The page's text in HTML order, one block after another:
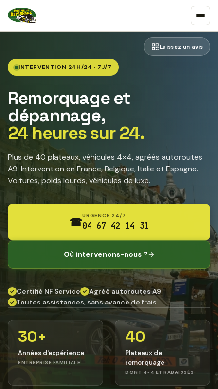
Laissez un avis
INTERVENTION 24H/24 · 7J/7
Remorquage et
dépannage,
24 heures sur 24.
Plus de 40 plateaux, véhicules 4×4, agréés autoroutes
A9. Intervention en France, Belgique, Italie et Espagne.
Voitures, poids lourds, véhicules de luxe.
☎URGENCE 24/7
04 67 42 14 31
Où intervenons-nous ?→
✓ Certifié NF Service ✓ Agréé autoroutes A9
✓ Toutes assistances, sans avance de frais
30+
Années d'expérience
ENTREPRISE FAMILIALE
40
Plateaux de
remorquage
DONT 4×4 ET RABAISSÉS